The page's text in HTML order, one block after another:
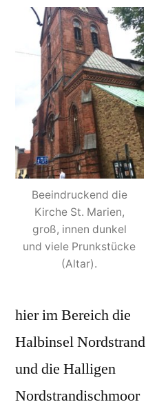
Beeindruckend die
Kirche St. Marien,
groß, innen dunkel
und viele Prunkstücke
(Altar).
hier im Bereich die
Halbinsel Nordstrand
und die Halligen
Nordstrandischmoor